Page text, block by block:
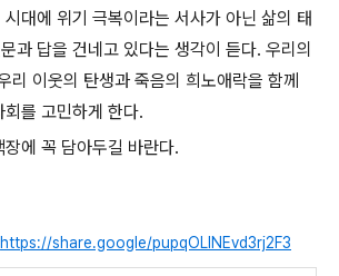
대에 위기 극복이라는 서사가 아닌 삶의 태
과 답을 건네고 있다는 생각이 듣다. 우리의
리 이웃의 탄생과 죽음의 희노애락을 함께
를 고민하게 한다.
장에 꼭 담아두길 바란다.
https://share.google/pupqOLlNEvd3rj2F3